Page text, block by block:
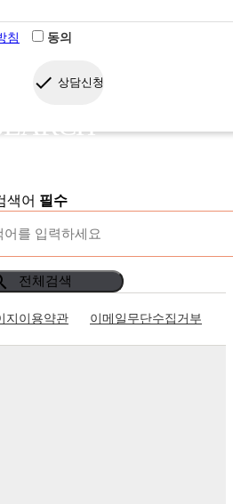
침 동의
done 상담신청
색어 필수
전체검색
지이용약관 이메일무단수집거부